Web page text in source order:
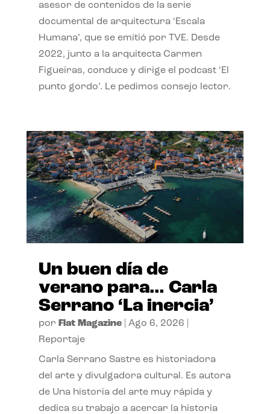
asesor de contenidos de la serie
documental de arquitectura ‘Escala
Humana’, que se emitió por TVE. Desde
2022, junto a la arquitecta Carmen
Figueiras, conduce y dirige el podcast ‘El
punto gordo’. Le pedimos consejo lector.
Un buen día de
verano para… Carla
Serrano ‘La inercia’
por Flat Magazine| Ago 6, 2026
Reportaje
Carla Serrano Sastre es historiadora
del arte y divulgadora cultural. Es autora
de Una historia del arte muy rápida y
dedica su trabajo a acercar la historia